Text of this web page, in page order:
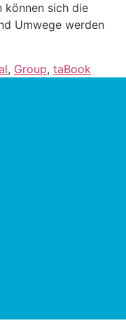
können sich die
Umwege werden
, Group, taBook